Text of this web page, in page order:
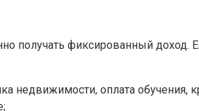
получать фиксированный
недвижимости, оплата обучения,